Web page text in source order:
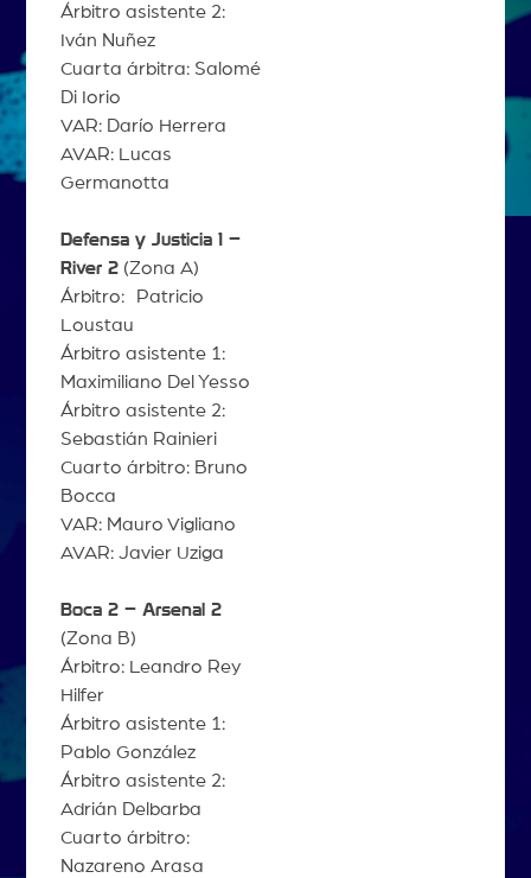
Árbitro asistente 2:
Iván Nuñez
Cuarta árbitra: Salomé
Di Iorio
VAR: Darío Herrera
AVAR: Lucas
Germanotta
Defensa y Justicia 1 –
River 2(Zona A)
Árbitro: Patricio
Loustau
Árbitro asistente 1:
Maximiliano Del Yesso
Árbitro asistente 2:
Sebastián Rainieri
Cuarto árbitro: Bruno
Bocca
VAR: Mauro Vigliano
AVAR: Javier Uziga
Boca 2 – Arsenal 2
(Zona B)
Árbitro: Leandro Rey
Hilfer
Árbitro asistente 1:
Pablo González
Árbitro asistente 2:
Adrián Delbarba
Cuarto árbitro:
Nazareno Arasa